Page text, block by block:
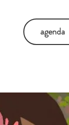
agenda